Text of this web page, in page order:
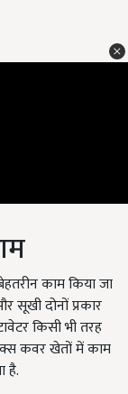
काम किया जा
सूखी दोनों प्रकार
किसी भी तरह
कवर खेतों में काम
है.